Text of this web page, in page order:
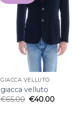
GIACCA VELLUTO
giacca velluto
€65.00 €40.00